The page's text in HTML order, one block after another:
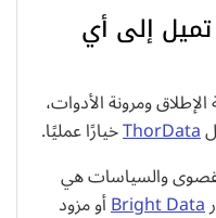
إلى أي
ومرونة الأدوات،
ThorDataخيارًا عمليًا.
والسياسات هي
Bright Dataأو مزود